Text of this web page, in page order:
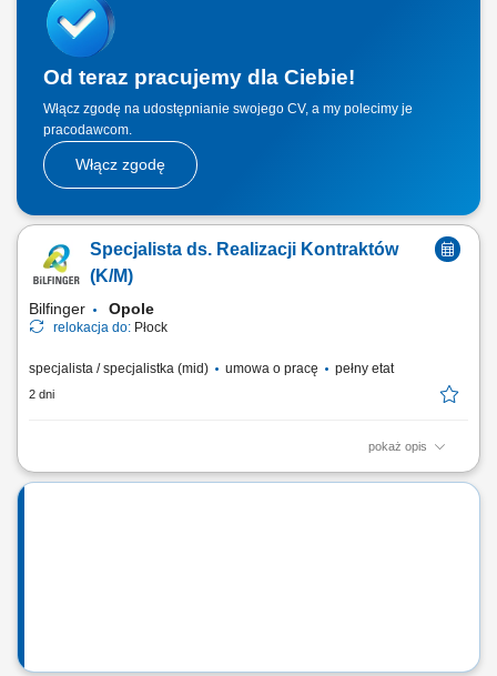
Monitorowanie harmonogramu oraz terminowej realizacji
poszczególnych etapów inwestycji. Kontrolowanie zgodności...
Od teraz pracujemy dla Ciebie!
Włącz zgodę na udostępnianie swojego CV, a my polecimy je
pracodawcom.
Włącz zgodę
Specjalista ds. Realizacji Kontraktów
(K/M)
Bilfinger Opole
relokacja do: Płock
specjalista / specjalistka (mid) umowa o pracę pełny etat
2 dni
pokaż opis
Twój zakres obowiązków: koordynowanie i nadzorowanie prac na